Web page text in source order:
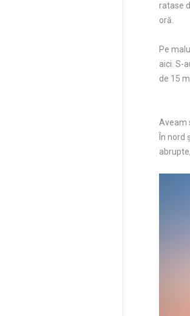
ratase
oră.
Pe
aici. S-
de 15
Aveam
În nord